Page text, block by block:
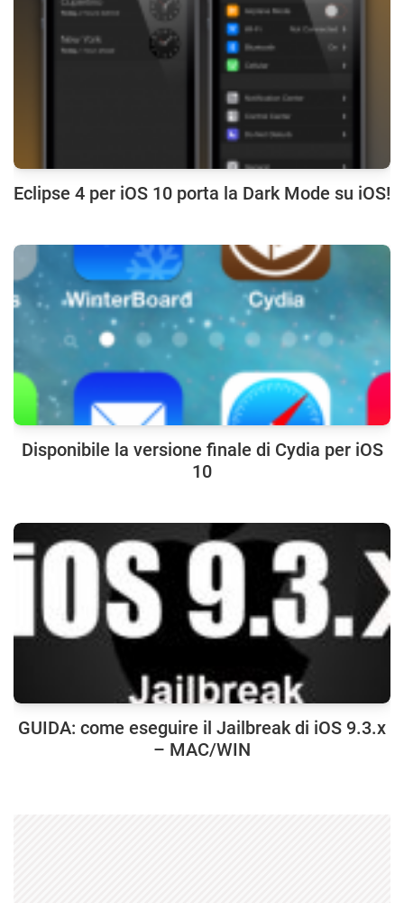
Eclipse 4 per iOS 10 porta la Dark Mode su iOS!
Disponibile la versione finale di Cydia per iOS
10
GUIDA: come eseguire il Jailbreak di iOS 9.3.x
– MAC/WIN